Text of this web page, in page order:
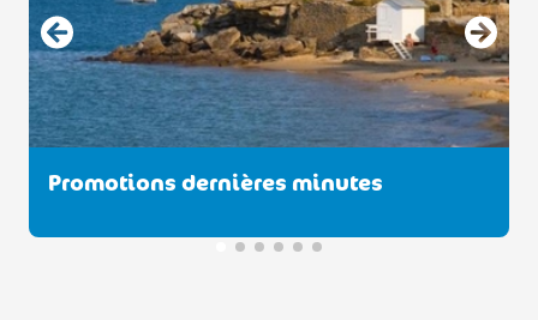
Découvrez nos offres "Longs Séjours"